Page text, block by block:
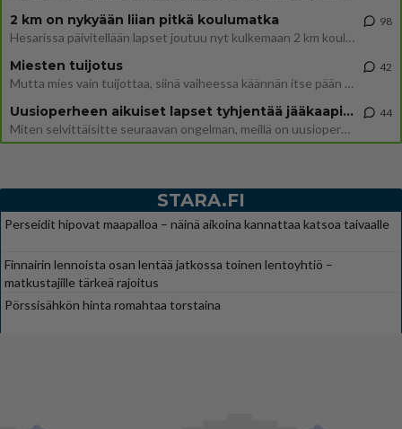
2 km on nykyään liian pitkä koulumatka
Hesarissa päivitellään lapset joutuu nyt kulkemaan 2 km kouluun jösses. Ruostefillarilla tuo matka menee vaikka miten äk
98
Miesten tuijotus
Mutta mies vain tuijottaa, siinä vaiheessa käännän itse pään pois. Mikä juttu? Yleensä jos joku tuijottaa tai katsoo, hä
42
Uusioperheen aikuiset lapset tyhjentää jääkaapin käydessään
Miten selvittäisitte seuraavan ongelman, meillä on uusioperhe, minulla teini-ikäiset lapset ja puolisolla aikuiset, jotk
44
STARA.FI
Perseidit hipovat maapalloa – näinä aikoina kannattaa katsoa taivaalle
Finnairin lennoista osan lentää jatkossa toinen lentoyhtiö –
matkustajille tärkeä rajoitus
Pörssisähkön hinta romahtaa torstaina